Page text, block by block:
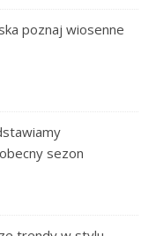
poznaj wiosenne
sezon